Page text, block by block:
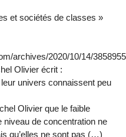
et sociétés de classes »
archives/2020/10/14/
Olivier écrit :
univers connaissent peu
Olivier que le faible
niveau de concentration ne
qu’elles ne sont pas (…)